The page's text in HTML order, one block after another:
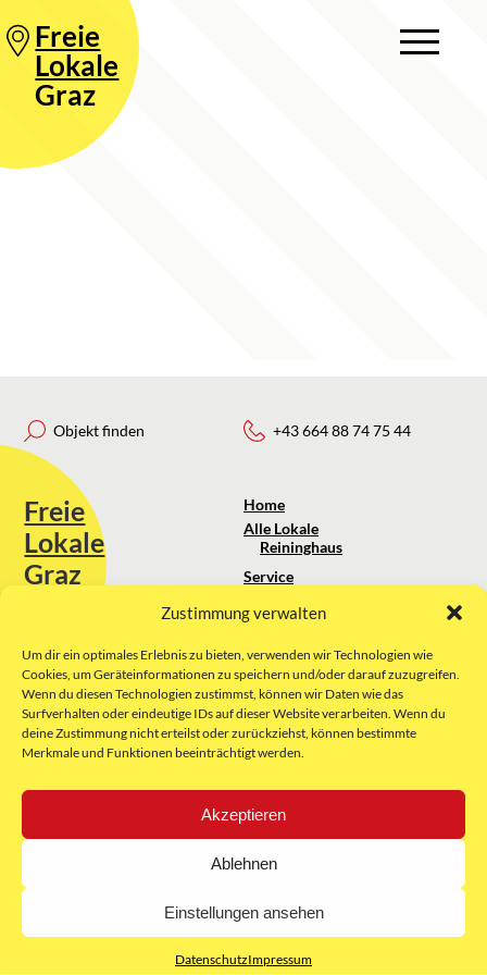
Zustimmung verwalten
Um dir ein optimales Erlebnis zu bieten, verwenden wir Technologien wie
Cookies, um Geräteinformationen zu speichern und/oder darauf zuzugreifen.
Wenn du diesen Technologien zustimmst, können wir Daten wie das
Surfverhalten oder eindeutige IDs auf dieser Website verarbeiten. Wenn du
deine Zustimmung nicht erteilst oder zurückziehst, können bestimmte
Merkmale und Funktionen beeinträchtigt werden.
Akzeptieren
Ablehnen
Einstellungen ansehen
DatenschutzImpressum
Freie
Lokale
Graz
Objekt finden
Freie
Lokale
Graz
Sie erreichen uns unter:
kontakt@freielokale-graz.at
Website by Rubikon Werbeagentur
GmbH
+43 664 88 74 75 44
Home
Alle Lokale
Reininghaus
Service
Über uns
Impressum
AGB
Datenschutz
E-Mail